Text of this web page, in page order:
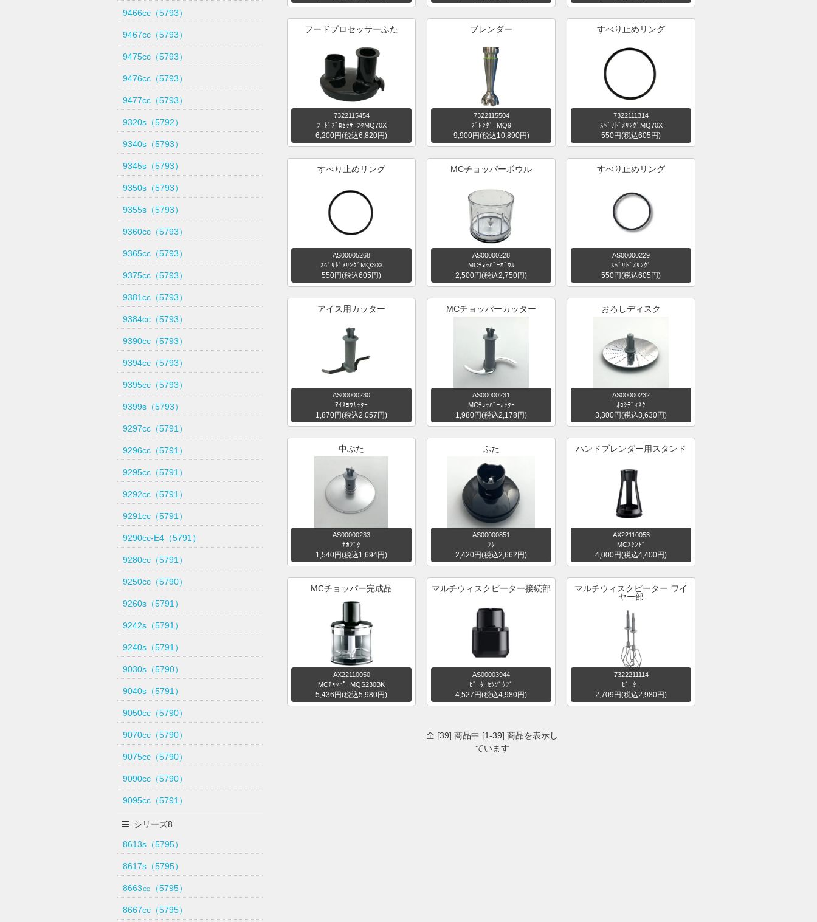
9466cc（5793）
9467cc（5793）
9475cc（5793）
9476cc（5793）
9477cc（5793）
9320s（5792）
9340s（5793）
9345s（5793）
9350s（5793）
9355s（5793）
9360cc（5793）
9365cc（5793）
9375cc（5793）
9381cc（5793）
9384cc（5793）
9390cc（5793）
9394cc（5793）
9395cc（5793）
9399s（5793）
9297cc（5791）
9296cc（5791）
9295cc（5791）
9292cc（5791）
9291cc（5791）
9290cc-E4（5791）
9280cc（5791）
9250cc（5790）
9260s（5791）
9242s（5791）
9240s（5791）
9030s（5790）
9040s（5791）
9050cc（5790）
9070cc（5790）
9075cc（5790）
9090cc（5790）
9095cc（5791）
シリーズ8
8613s（5795）
8617s（5795）
8663㏄（5795）
8667cc（5795）
フードプロセッサーふた
7322115454
ﾌｰﾄﾞﾌﾟﾛｾｯｻｰﾌﾀMQ70X
6,200円(税込6,820円)
ブレンダー
7322115504
ﾌﾞﾚﾝﾀﾞｰMQ9
9,900円(税込10,890円)
すべり止めリング
7322111314
ｽﾍﾞﾘﾄﾞﾒﾘﾝｸﾞMQ70X
550円(税込605円)
すべり止めリング
AS00005268
ｽﾍﾞﾘﾄﾞﾒﾘﾝｸﾞMQ30X
550円(税込605円)
MCチョッパーボウル
AS00000228
MCﾁｮｯﾊﾟｰﾎﾞｳﾙ
2,500円(税込2,750円)
すべり止めリング
AS00000229
ｽﾍﾞﾘﾄﾞﾒﾘﾝｸﾞ
550円(税込605円)
アイス用カッター
AS00000230
ｱｲｽﾖｳｶｯﾀｰ
1,870円(税込2,057円)
MCチョッパーカッター
AS00000231
MCﾁｮｯﾊﾟｰｶｯﾀｰ
1,980円(税込2,178円)
おろしディスク
AS00000232
ｵﾛｼﾃﾞｨｽｸ
3,300円(税込3,630円)
中ぶた
AS00000233
ﾅｶﾌﾞﾀ
1,540円(税込1,694円)
ふた
AS00000851
ﾌﾀ
2,420円(税込2,662円)
ハンドブレンダー用スタンド
AX22110053
MCｽﾀﾝﾄﾞ
4,000円(税込4,400円)
MCチョッパー完成品
AX22110050
MCﾁｮｯﾊﾟｰMQS230BK
5,436円(税込5,980円)
マルチウィスクビーター接続部
AS00003944
ﾋﾞｰﾀｰｾﾂｿﾞｸﾌﾞ
4,527円(税込4,980円)
マルチウィスクビーター ワイ
ヤー部
7322211114
ﾋﾞｰﾀｰ
2,709円(税込2,980円)
全 [39] 商品中 [1-39] 商品を表示し
ています